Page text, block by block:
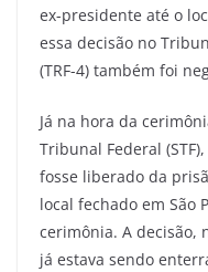
ex-presidente até o
essa decisão no
(TRF-4) também foi
Já na hora da
Tribunal Federal
fosse liberado da
local fechado em São
cerimônia. A decisão,
já estava sendo